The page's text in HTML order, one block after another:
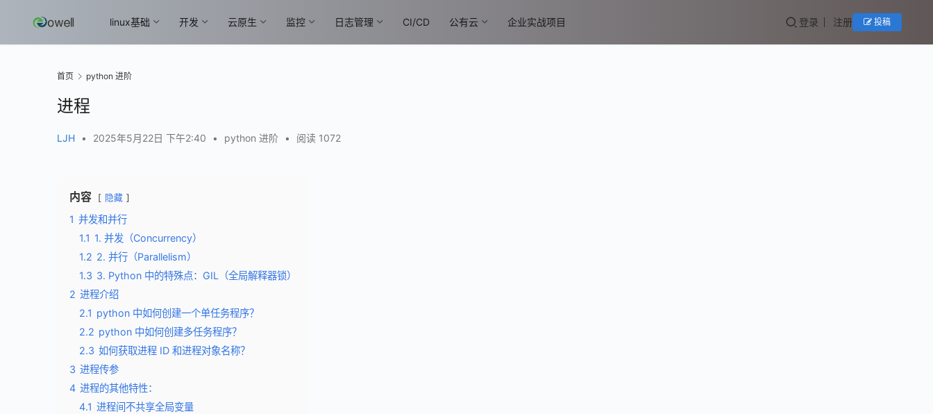
linux基础 开发 云原生 监控 日志管理 CI/CD 公有云 企业实战项目 登录 注册 投稿
首页 python 进阶
进程
LJH • 2025年5月22日 下午2:40 • python 进阶 • 阅读 1072
内容 隐藏
1 并发和并行
1.1 1. 并发（Concurrency）
1.2 2. 并行（Parallelism）
1.3 3. Python 中的特殊点：GIL（全局解释器锁）
2 进程介绍
2.1 python 中如何创建一个单任务程序？
2.2 python 中如何创建多任务程序？
2.3 如何获取进程 ID 和进程对象名称？
3 进程传参
4 进程的其他特性：
4.1 进程间不共享全局变量